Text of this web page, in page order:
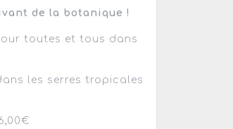
de la botanique !
toutes et tous dans
les serres tropicales